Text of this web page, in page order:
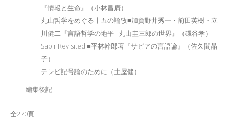
『情報と生命』（小林昌廣）
丸山哲学をめぐる十五の論攷■加賀野井秀一・前田英樹・立
川健二『言語哲学の地平─丸山圭三郎の世界』（磯谷孝）
Sapir Revisited ■平林幹郎著『サピアの言語論』（佐久間晶
子）
テレビ記号論のために（土屋健）
編集後記
全270頁